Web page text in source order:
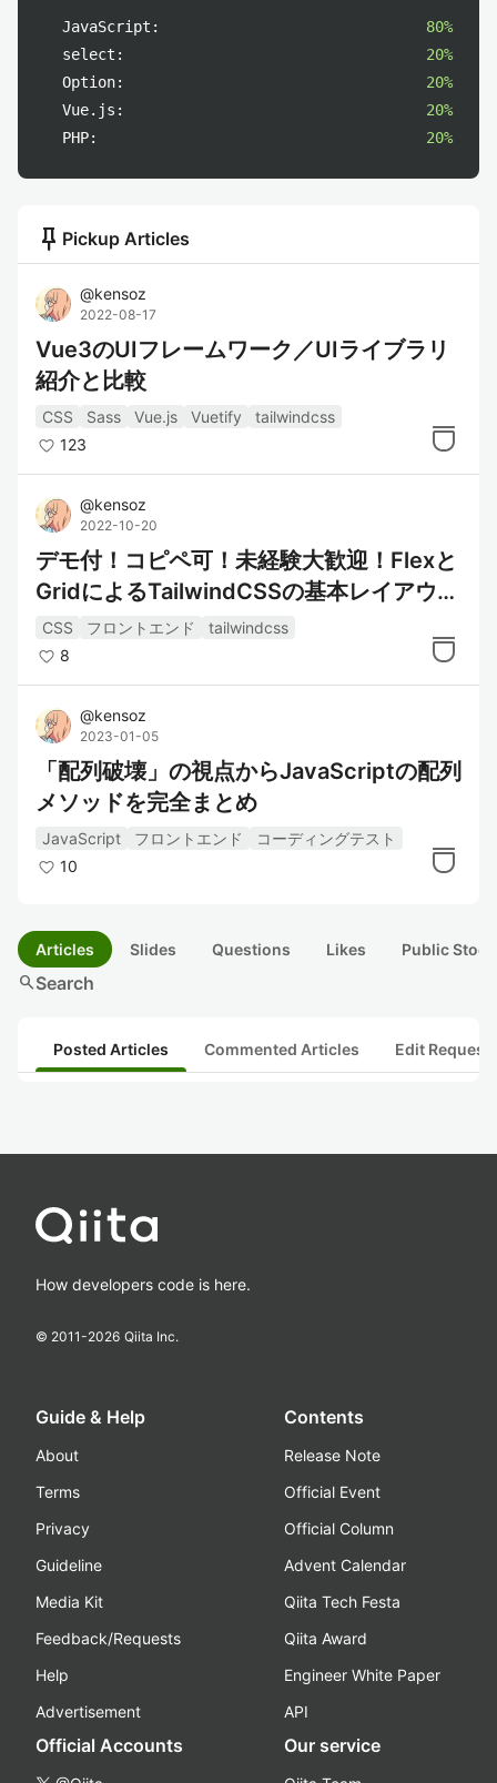
JavaScript:
80%
select:
20%
Option:
20%
Vue.js:
20%
PHP:
20%
push_pin Pickup Articles
@kensoz
2022-08-17
Vue3のUIフレームワーク／UIライブラリ
紹介と比較
CSS Sass Vue.js Vuetify
tailwindcss
123
@kensoz
2022-10-20
デモ付！コピペ可！未経験大歓迎！Flexと
GridによるTailwindCSSの基本レイアウト
サンプル
CSS フロントエンド
tailwindcss
8
@kensoz
2023-01-05
「配列破壊」の視点からJavaScriptの配列
メソッドを完全まとめ
JavaScript フロントエンド
コーディングテスト
10
Articles Slides Questions Likes Public
searchSearch
Posted Articles Commented Articles Edit
How developers code is here.
© 2011-2026 Qiita Inc.
Guide & Help
About
Terms
Privacy
Guideline
Media Kit
Feedback/Requests
Help
Advertisement
Contents
Release Note
Official Event
Official Column
Advent Calendar
Qiita Tech Festa
Qiita Award
Engineer White Paper
API
Official Accounts Our service